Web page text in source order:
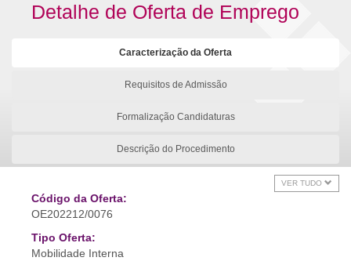
Detalhe de Oferta de Emprego
Caracterização da Oferta
Requisitos de Admissão
Formalização Candidaturas
Descrição do Procedimento
VER TUDO
Código da Oferta:
OE202212/0076
Tipo Oferta:
Mobilidade Interna